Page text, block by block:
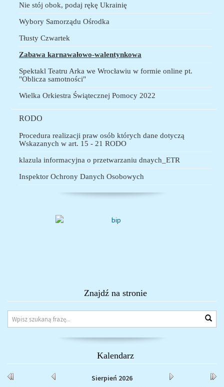
Nie stój obok, podaj rękę Ukrainię
Wybory Samorządu Ośrodka
Tłusty Czwartek
Zabawa karnawałowo-walentynkowa
Spektakl Teatru Arka we Wrocławiu w formie online pt.
"Oblicza samotności"
Wielka Orkiestra Świątecznej Pomocy 2022
RODO
Procedura realizacji praw osób których dane dotyczą
Wskazanych w art. 15 - 21 RODO
klazula informacyjna o przetwarzaniu dnaych_ETR
Inspektor Ochrony Danych Osobowych
Znajdź na stronie
Kalendarz
Rok
Miesiąc
Sierpień 2026
Miesiąc
Rok